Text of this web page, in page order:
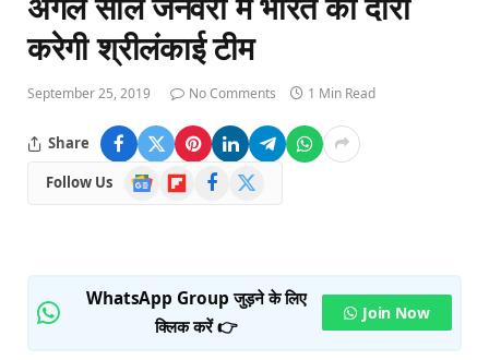
करेगी श्रीलंकाई टीम
September 25, 2019 No Comments 1 Min Read
Share
Follow Us
Google
News
FlipboardFacebook
WhatsApp Group जुड़ने के लिए
क्लिक करें 👉
Join Now